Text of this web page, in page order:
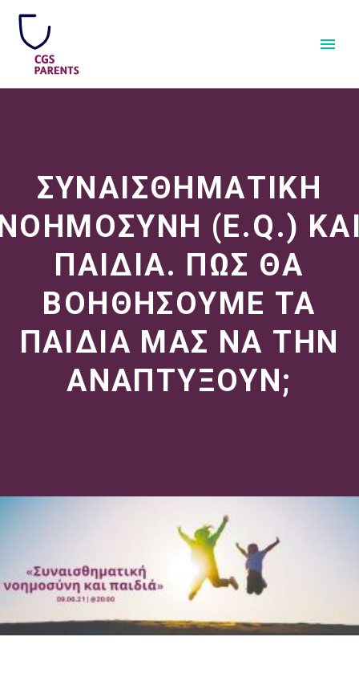
ΣΥΝΑΙΣΘΗΜΑΤΙΚΗ
(E.Q.)
ΠΑΙΔΙΑ. ΠΩΣ ΘΑ
ΒΟΗΘΗΣΟΥΜΕ ΤΑ
ΠΑΙΔΙΑ ΜΑΣ ΝΑ ΤΗΝ
ΑΝΑΠΤΥΞΟΥΝ;